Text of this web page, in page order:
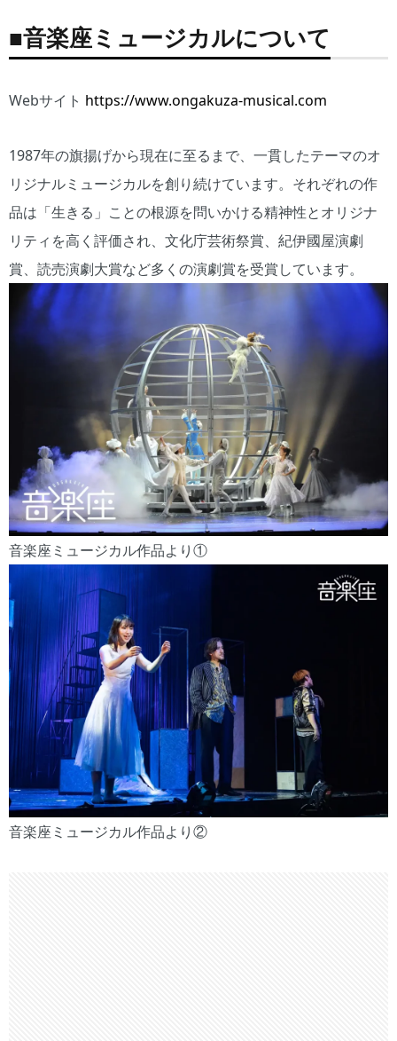
■音楽座ミュージカルについて
Webサイト https://www.ongakuza-musical.com
1987年の旗揚げから現在に至るまで、一貫したテーマのオ
リジナルミュージカルを創り続けています。それぞれの作
品は「生きる」ことの根源を問いかける精神性とオリジナ
リティを高く評価され、文化庁芸術祭賞、紀伊國屋演劇
賞、読売演劇大賞など多くの演劇賞を受賞しています。
音楽座ミュージカル作品より①
音楽座ミュージカル作品より②